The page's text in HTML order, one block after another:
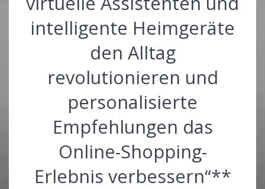
intelligente Heimgeräte
den Alltag
revolutionieren und
personalisierte
Empfehlungen das
Online-Shopping-
Erlebnis verbessern“**